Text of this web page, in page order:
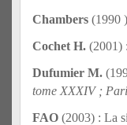
Chambers (1990
Cochet H. (2001)
Dufumier M.
tome XXXIV ;
FAO (2003) : La